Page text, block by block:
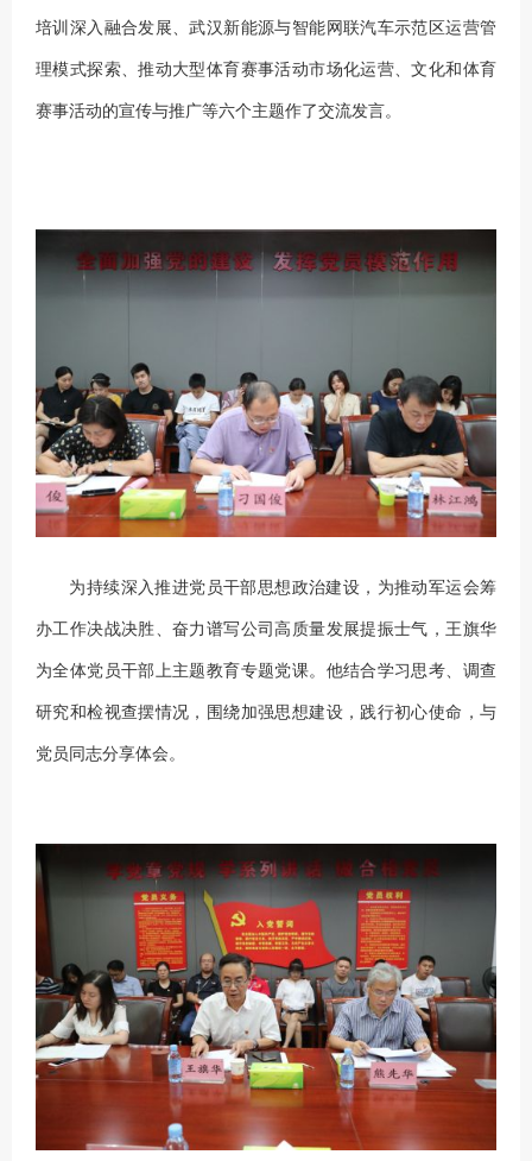
培训深入融合发展、武汉新能源与智能网联汽车示范区运营管
理模式探索、推动大型体育赛事活动市场化运营、文化和体育
赛事活动的宣传与推广等六个主题作了交流发言。
为持续深入推进党员干部思想政治建设，为推动军运会筹
办工作决战决胜、奋力谱写公司高质量发展提振士气，王旗华
为全体党员干部上主题教育专题党课。 他结合学习思考、调查
研究和检视查摆情况，围绕加强思想建设，践行初心使命，与
党员同志分享体会。